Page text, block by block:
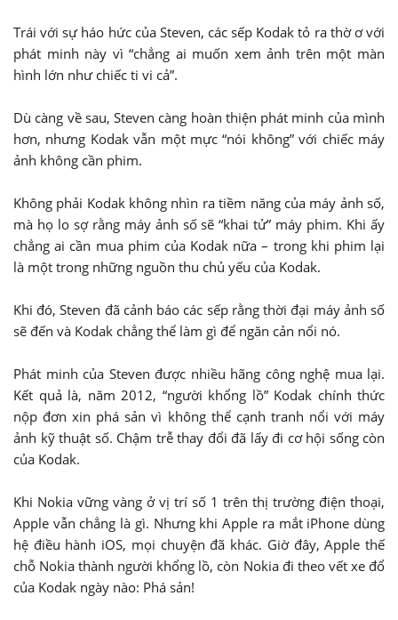
Trái với sự háo hức của Steven, các sếp Kodak tỏ ra thờ ơ với
phát minh này vì “chẳng ai muốn xem ảnh trên một màn
hình lớn như chiếc ti vi cả”.
Dù càng về sau, Steven càng hoàn thiện phát minh của mình
hơn, nhưng Kodak vẫn một mực “nói không” với chiếc máy
ảnh không cần phim.
Không phải Kodak không nhìn ra tiềm năng của máy ảnh số,
mà họ lo sợ rằng máy ảnh số sẽ “khai tử” máy phim. Khi ấy
chẳng ai cần mua phim của Kodak nữa – trong khi phim lại
là một trong những nguồn thu chủ yếu của Kodak.
Khi đó, Steven đã cảnh báo các sếp rằng thời đại máy ảnh số
sẽ đến và Kodak chẳng thể làm gì để ngăn cản nổi nó.
Phát minh của Steven được nhiều hãng công nghệ mua lại.
Kết quả là, năm 2012, “người khổng lồ” Kodak chính thức
nộp đơn xin phá sản vì không thể cạnh tranh nổi với máy
ảnh kỹ thuật số. Chậm trễ thay đổi đã lấy đi cơ hội sống còn
của Kodak.
Khi Nokia vững vàng ở vị trí số 1 trên thị trường điện thoại,
Apple vẫn chẳng là gì. Nhưng khi Apple ra mắt iPhone dùng
hệ điều hành iOS, mọi chuyện đã khác. Giờ đây, Apple thế
chỗ Nokia thành người khổng lồ, còn Nokia đi theo vết xe đổ
của Kodak ngày nào: Phá sản!